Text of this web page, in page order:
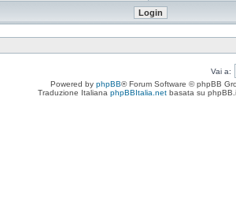
Vai a:
Powered by phpBB® Forum Software © phpBB
Traduzione Italiana phpBBItalia.netbasata su